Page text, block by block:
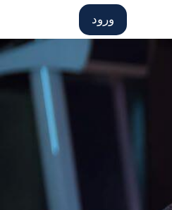
ورود